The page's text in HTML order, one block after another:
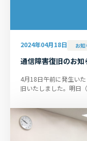
2024年04月18日 お知
通信障害復旧のお知
4月18日午前に発生い
旧いたしました。明日